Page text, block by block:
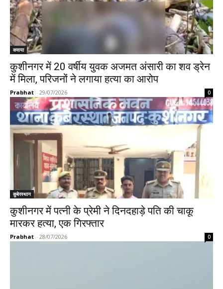
कसया
कुशीनगर में 20 वर्षीय युवक अजमत अंसारी का शव ड्रेन
में मिला, परिजनों ने लगाया हत्या का आरोप
Prabhat - 29/07/2026 0
कुबेरस्थान
कुशीनगर में पत्नी के प्रेमी ने दिनदहाड़े पति की चाकू
मारकर हत्या, एक गिरफ्तार
Prabhat - 28/07/2026 0